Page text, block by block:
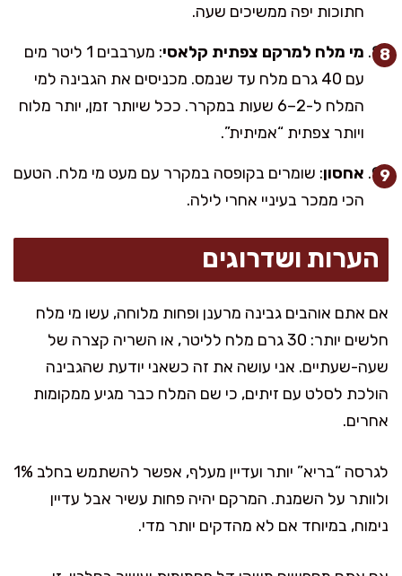
חתוכות יפה ממשיכים שעה.
מי מלח למרקם צפתית קלאסי
: מערבבים 1 ליטר מים
עם 40 גרם מלח עד שנמס. מכניסים את הגבינה למי
המלח ל-2–6 שעות במקרר. ככל שיותר זמן, יותר מלוח
ויותר צפתית “אמיתית”.
אחסון: שומרים בקופסה במקרר עם מעט מי מלח. הטעם
הכי ממכר בעיניי אחרי לילה.
הערות ושדרוגים
אם אתם אוהבים גבינה מרענן ופחות מלוחה, עשו מי מלח
חלשים יותר: 30 גרם מלח לליטר, או השריה קצרה של
שעה-שעתיים. אני עושה את זה כשאני יודעת שהגבינה
הולכת לסלט עם זיתים, כי שם המלח כבר מגיע ממקומות
אחרים.
לגרסה “בריא” יותר ועדיין מעלף, אפשר להשתמש בחלב 1%
ולוותר על השמנת. המרקם יהיה פחות עשיר אבל עדיין
נימוח, במיוחד אם לא מהדקים יותר מדי.